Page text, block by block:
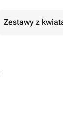
Zestawy z